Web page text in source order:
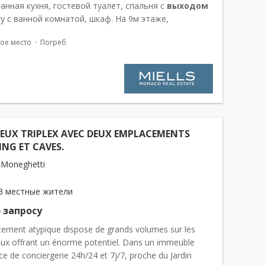
кухня, гостевой туалет, спальня с выходом
с ванной комнатой, шкаф. На 9м этаже,
на крыше с кладов...
место Погреб
TRIPLEX AVEC DEUX EMPLACEMENTS
ET CAVES.
местные жители
atypique dispose de grands volumes sur les
offrant un énorme potentiel. Dans un immeuble
de conciergerie 24h/24 et 7j/7, proche du Jardin